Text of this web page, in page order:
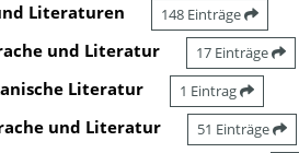
Literaturen 148 Einträge
und Literatur 17 Einträge
Literatur 1 Eintrag
und Literatur 51 Einträge